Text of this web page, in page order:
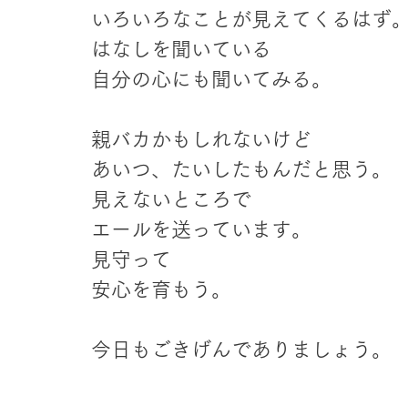
いろいろなことが見えてくるはず。
はなしを聞いている
自分の心にも聞いてみる。
親バカかもしれないけど
あいつ、たいしたもんだと思う。
見えないところで
エールを送っています。
見守って
安心を育もう。
今日もごきげんでありましょう。